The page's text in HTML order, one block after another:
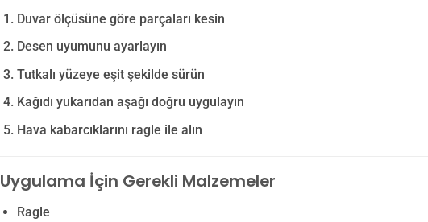
Duvar ölçüsüne göre parçaları kesin
Desen uyumunu ayarlayın
Tutkalı yüzeye eşit şekilde sürün
Kağıdı yukarıdan aşağı doğru uygulayın
Hava kabarcıklarını ragle ile alın
Uygulama İçin Gerekli Malzemeler
Ragle